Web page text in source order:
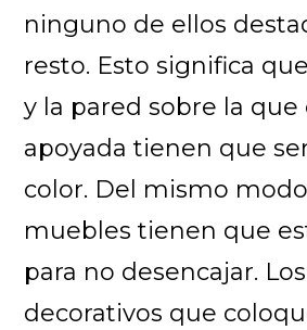
ninguno de ellos
resto. Esto significa
y la pared sobre la que
apoyada tienen que
color. Del mismo
muebles tienen que
para no desencajar.
decorativos que